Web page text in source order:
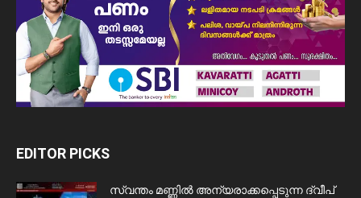
EDITOR PICKS
സ്വന്തം മണ്ണിൽ അന്യരാക്കപ്പെടുന്ന ദ്വീപ്